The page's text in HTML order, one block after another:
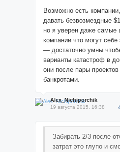
Возможно есть
давать безвозмездные
но я уверен даже самые
компании что могут себе
— достаточно умны
варианты катастроф в
они после пары проектов
банкротами.
Alex_Nichiporchik
19 августа 2015, 16:38
Забирать 2/3 после
затрат это глупо и